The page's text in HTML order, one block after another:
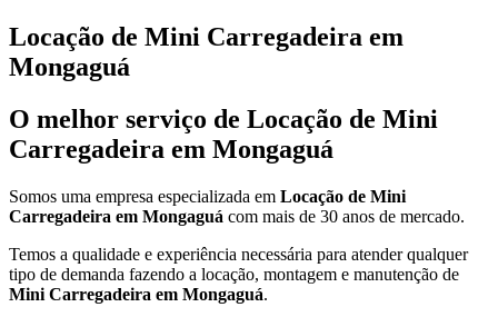
Locação de Mini Carregadeira em
Mongaguá
O melhor serviço de Locação de Mini
Carregadeira em Mongaguá
Somos uma empresa especializada em Locação de Mini
Carregadeira em Mongaguá com mais de 30 anos de mercado.
Temos a qualidade e experiência necessária para atender qualquer
tipo de demanda fazendo a locação, montagem e manutenção de
Mini Carregadeira em Mongaguá.